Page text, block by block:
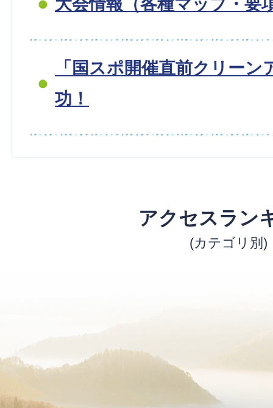
「国スポ開催直前クリーン
功！
アクセスラン
(カテゴリ別)